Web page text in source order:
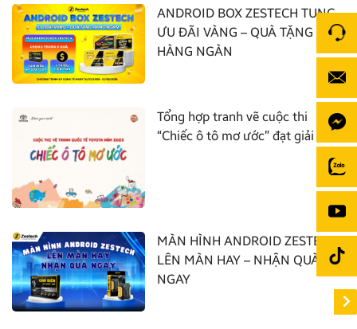
ANDROID BOX ZESTECH TUNG
ƯU ĐÃI VÀNG – QUÀ TẶNG
HÀNG NGÀN
Tổng hợp tranh vẽ cuộc thi
“Chiếc ô tô mơ ước” đạt giải nhất
MÀN HÌNH ANDROID ZESTECH:
LÊN MÀN HAY – NHẬN QUÀ
NGAY